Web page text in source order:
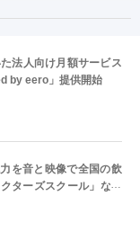
法人向け月額サービス
by eero」提供開始
を音と映像で全国の飲
ターズスクール」など
活性化とアーティスト